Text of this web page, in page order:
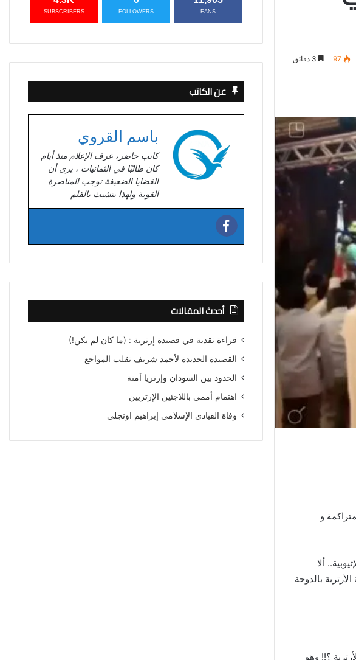
97
و
ألا
بالدوحة
؟!! وهو
FANS
FOLLOWERS
SUBSCRIBERS
عن الكاتب
باسم القروي
كاتب حاضر، عرف الإعلام منذ أيام
كان طالبًا في الثمانيات ، يرى أن
القضايا الضعيفة توجب المناصرة
القوية ولهذا يتشبث بالقلم
أحدث المقالات
قراءة نقدية في قصيدة إرترية : (ما كان لم يكن!)
القصيدة الجديدة لأحمد شريف تقلب المواجع
الحدود بين السودان وإرتريا آمنة
اهتمام أممي باللاجئين الإرتريين
وفاة القيادي الإسلامي إبراهيم اونجلي